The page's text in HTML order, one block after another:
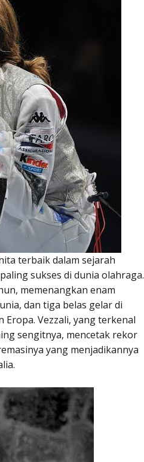
terbaik dalam sejarah
sukses di dunia olahraga.
memenangkan enam
dan tiga belas gelar di
Vezzali, yang terkenal
sengitnya, mencetak rekor
yang menjadikannya